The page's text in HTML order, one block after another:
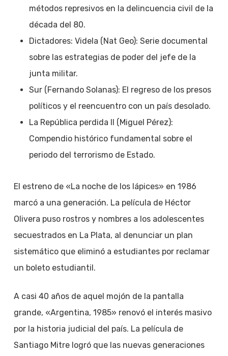
métodos represivos en la delincuencia civil de la
década del 80.
Dictadores: Videla (Nat Geo): Serie documental
sobre las estrategias de poder del jefe de la
junta militar.
Sur (Fernando Solanas): El regreso de los presos
políticos y el reencuentro con un país desolado.
La República perdida II (Miguel Pérez):
Compendio histórico fundamental sobre el
periodo del terrorismo de Estado.
El estreno de «La noche de los lápices» en 1986
marcó a una generación. La película de Héctor
Olivera puso rostros y nombres a los adolescentes
secuestrados en La Plata, al denunciar un plan
sistemático que eliminó a estudiantes por reclamar
un boleto estudiantil.
A casi 40 años de aquel mojón de la pantalla
grande, «Argentina, 1985» renovó el interés masivo
por la historia judicial del país. La película de
Santiago Mitre logró que las nuevas generaciones